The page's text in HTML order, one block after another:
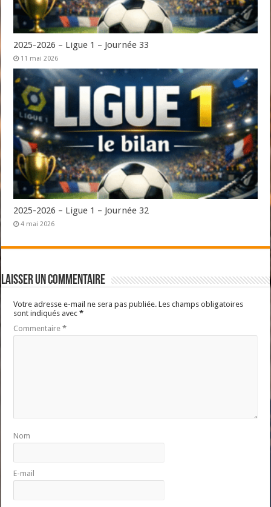
2025-2026 – Ligue 1 – Journée 33
11 mai 2026
2025-2026 – Ligue 1 – Journée 32
4 mai 2026
Laisser un commentaire
Votre adresse e-mail ne sera pas publiée. Les champs obligatoires
sont indiqués avec*
Commentaire*
Nom
E-mail